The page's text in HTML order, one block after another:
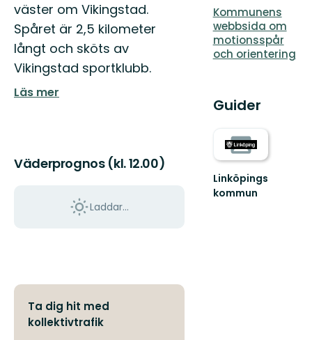
väster om Vikingstad.
Spåret är 2,5 kilometer
långt och sköts av
Vikingstad sportklubb.
Läs mer
Väderprognos (kl. 12.00)
Laddar...
Ta dig hit med
kollektivtrafik
Kommunens
webbsida om
motionsspår
och orientering
Guider
Linköpings
kommun